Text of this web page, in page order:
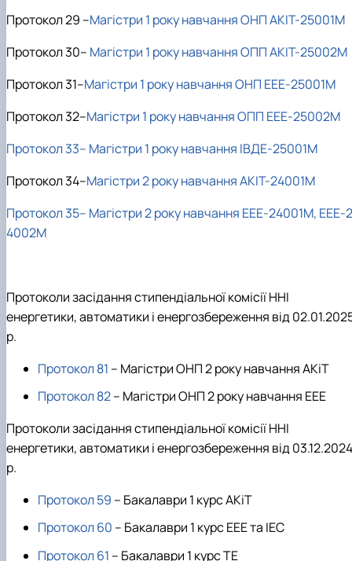
Протокол 29 –Магістри 1 року навчання ОНП АКІТ-25001М
Протокол 30– Магістри 1 року навчання ОПП АКІТ-25002М
Протокол 31–Магістри 1 року навчання ОНП ЕЕЕ-25001М
Протокол 32–Магістри 1 року навчання ОПП ЕЕЕ-25002М
Протокол 33– Магістри 1 року навчання ІВДЕ-25001М
Протокол 34–Магістри 2 року навчання АКІТ-24001М
Протокол 35– Магістри 2 року навчання ЕЕЕ-24001М, ЕЕЕ-2
4002М
Протоколи засідання стипендіальної комісії ННІ
енергетики, автоматики і енергозбереження від
р.
Протокол 81 – Магістри ОНП 2 року навчання АКіТ
Протокол 82– Магістри ОНП 2 року навчання ЕЕЕ
Протоколи засідання стипендіальної комісії ННІ
енергетики, автоматики і енергозбереження від 03.12.2024
р.
Протокол 59 – Бакалаври 1 курс АКіТ
Протокол 60 – Бакалаври 1 курс ЕЕЕ та ІЕС
Протокол 61 – Бакалаври 1 курс ТЕ